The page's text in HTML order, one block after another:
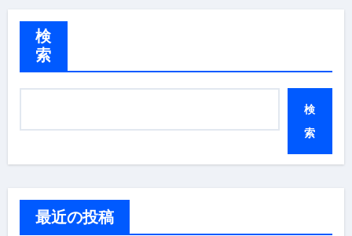
検
索
検
索
最近の投稿